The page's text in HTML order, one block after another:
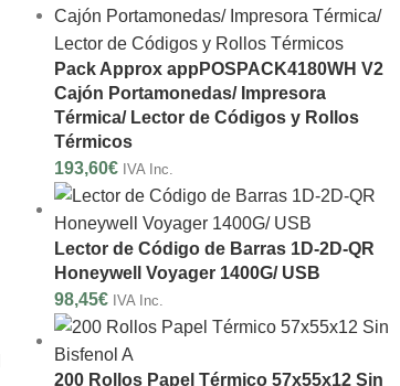
Pack Approx appPOSPACK4180WH V2
Cajón Portamonedas/ Impresora
Térmica/ Lector de Códigos y Rollos
Térmicos
193,60€ IVA Inc.
Lector de Código de Barras 1D-2D-QR
Honeywell Voyager 1400G/ USB
98,45€ IVA Inc.
200 Rollos Papel Térmico 57x55x12 Sin